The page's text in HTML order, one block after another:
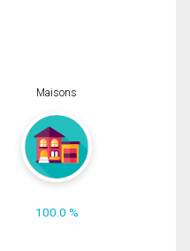
Maisons
100.0 %